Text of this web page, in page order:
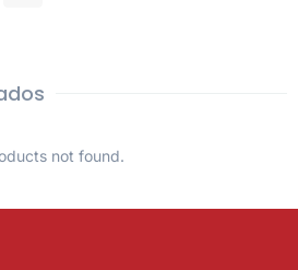
not found.